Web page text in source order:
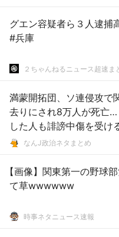
グエン容疑者ら３人逮捕
#兵庫
２ちゃんねるニュース超速ま
満蒙開拓団、ソ連侵攻で
去りにされ8万人が死亡
した人も誹謗中傷を受け
なんJ政治ネタまとめ
【画像】関東第一の野球
て草wwwwww
時事ネタニュース速報